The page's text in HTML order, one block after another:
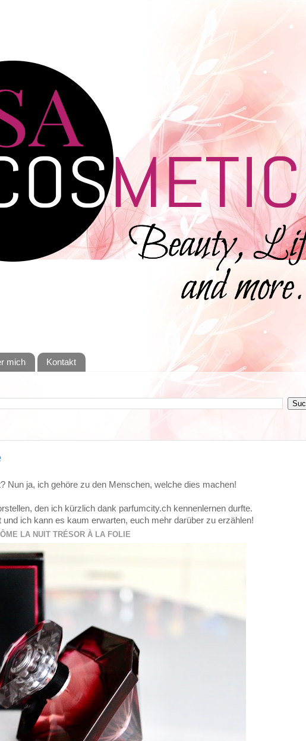
mich Kontakt
Nun ja, ich gehöre zu den Menschen, welche dies machen!
den ich kürzlich dank parfumcity.ch kennenlernen durfte.
ich kann es kaum erwarten, euch mehr darüber zu erzählen!
LA NUIT TRÉSOR À LA FOLIE